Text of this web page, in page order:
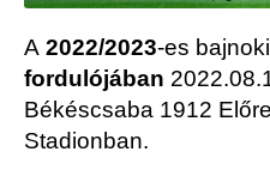
A 2022/2023-es
fordulójában
Békéscsaba 1912
Stadionban.